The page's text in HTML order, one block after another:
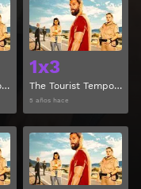
The Tourist Temporada 1 Capitulo 2
Ver
1x3
The Tourist Temporada 1 Capitulo 3
5 años hace
Ver